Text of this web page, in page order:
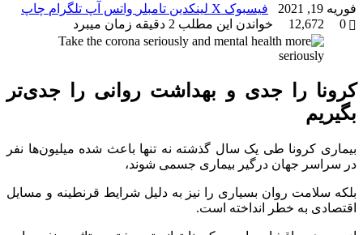
فوریه 19, 2021
0
خواندن این مطلب 2 دقیقه زمان میبرد
فیسبوک X لینکدین ‫تامبلر واتس آپ تلگرام چاپ
کرونا را جدی و بهداشت روانی را جدی‌تر
بگیریم
بیماری کرونا طی یک سال گذشته نه تنها باعث شده میلیون‌ها نفر
در سراسر جهان درگیر بیماری جسمی شوند،
بلکه سلامت روان بسیاری را نیز به دلیل شرایط قرنطینه و مسایل
اقتصادی به خطر انداخته است.